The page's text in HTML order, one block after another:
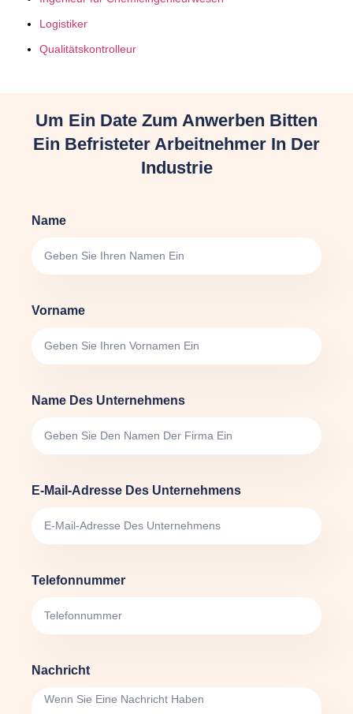
Logistiker
Qualitätskontrolleur
Um Ein Date Zum Anwerben Bitten
Ein Befristeter Arbeitnehmer In Der
Industrie
Name
Vorname
Name Des Unternehmens
E-Mail-Adresse Des Unternehmens
Telefonnummer
Nachricht